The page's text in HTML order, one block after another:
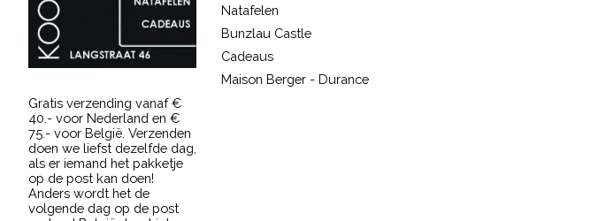
Gratis verzending vanaf €
40.- voor Nederland en €
75.- voor België. Verzenden
doen we liefst dezelfde dag,
als er iemand het pakketje
op de post kan doen!
Anders wordt het de
volgende dag op de post
Natafelen
Bunzlau Castle
Cadeaus
Maison Berger - Durance